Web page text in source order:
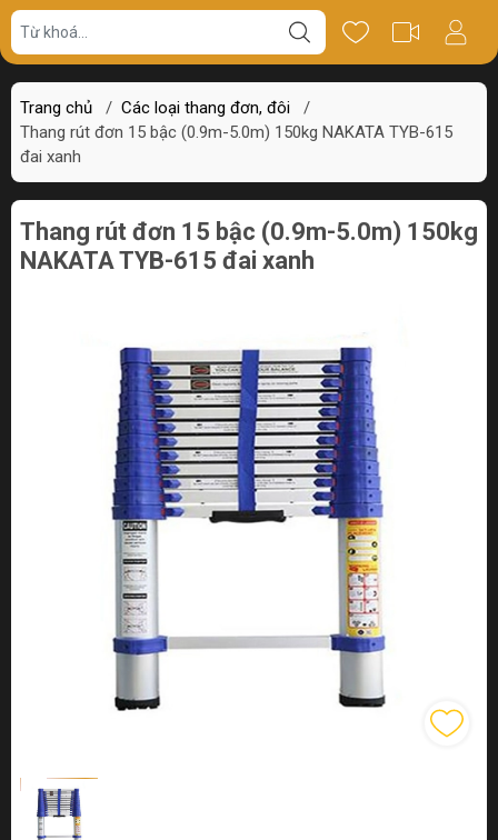
Trang chủ / Các loại thang đơn, đôi
/
Thang rút đơn 15 bậc (0.9m-5.0m) 150kg NAKATA TYB-615
đai xanh
Giá bán Thông số Review
Thang rút đơn 15 bậc (0.9m-5.0m) 150kg
NAKATA TYB-615 đai xanh